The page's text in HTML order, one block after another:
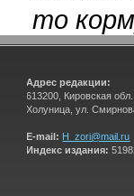
то
Адрес редакции:
613200, Кировская
Холуница, ул.
E-mail: H_zori@mail.ru
Индекс издания: